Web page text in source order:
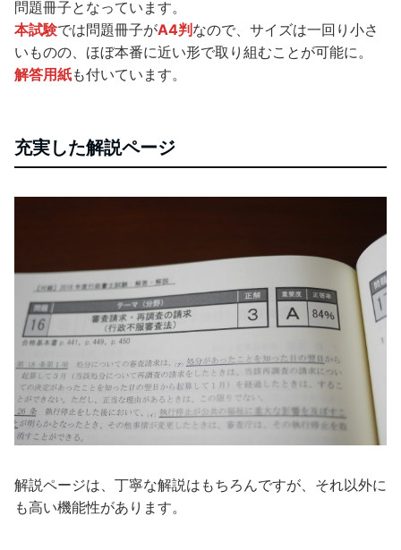
問題冊子となっています。
本試験では問題冊子がA4判なので、サイズは一回り小さ
いものの、ほぼ本番に近い形で取り組むことが可能に。
解答用紙も付いています。
充実した解説ページ
解説ページは、丁寧な解説はもちろんですが、それ以外に
も高い機能性があります。